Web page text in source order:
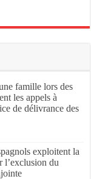
famille lors des
les appels à
de délivrance des
exploitent la
l’exclusion du